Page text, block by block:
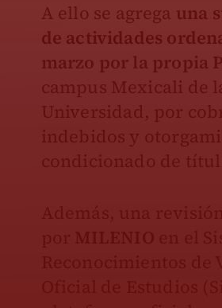
A ello se agrega una
de actividades
marzo por la propia
campus Mexicali de
Universidad, por
indebidos y
condicionado de